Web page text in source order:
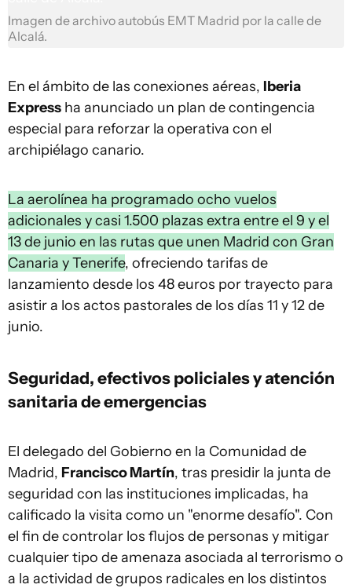
Imagen de archivo autobús EMT Madrid por la calle de
Alcalá.
En el ámbito de las conexiones aéreas, Iberia
Express ha anunciado un plan de contingencia
especial para reforzar la operativa con el
archipiélago canario.
La aerolínea ha programado ocho vuelos
adicionales y casi 1.500 plazas extra entre el 9 y el
13 de junio en las rutas que unen Madrid con Gran
Canaria y Tenerife, ofreciendo tarifas de
lanzamiento desde los 48 euros por trayecto para
asistir a los actos pastorales de los días 11 y 12 de
junio.
Seguridad, efectivos policiales y atención
sanitaria de emergencias
El delegado del Gobierno en la Comunidad de
Madrid, Francisco Martín, tras presidir la junta de
seguridad con las instituciones implicadas, ha
calificado la visita como un "enorme desafío". Con
el fin de controlar los flujos de personas y mitigar
cualquier tipo de amenaza asociada al terrorismo o
a la actividad de grupos radicales en los distintos